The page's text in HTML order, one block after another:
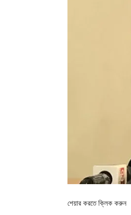
শেয়ার করতে ক্লিক করুন